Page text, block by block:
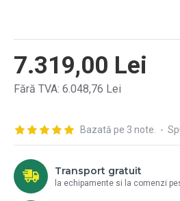
Bazată pe 3 note. -
7.319,00 Lei
Fără TVA: 6.048,76 Lei
Transport gratuit
la echipamente si la comenzi